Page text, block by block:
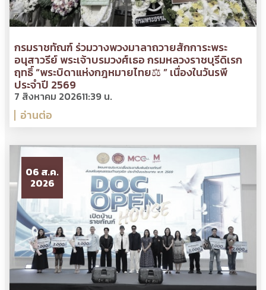
กรมราชทัณฑ์ ร่วมวางพวงมาลาถวายสักการะพระ
อนุสาวรีย์ พระเจ้าบรมวงศ์เธอ กรมหลวงราชบุรีดิเรก
ฤทธิ์ “พระบิดาแห่งกฎหมายไทย⚖ ” เนื่องในวันรพี
ประจำปี 2569
7 สิงหาคม 202611:39 น.
อ่านต่อ
06 ส.ค.
2026